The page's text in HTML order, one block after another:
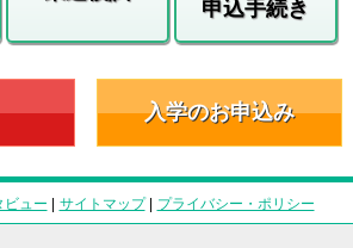
申込手続き
入学のお申込み
ビュー | サイトマップ| プライバシー・ポリシー